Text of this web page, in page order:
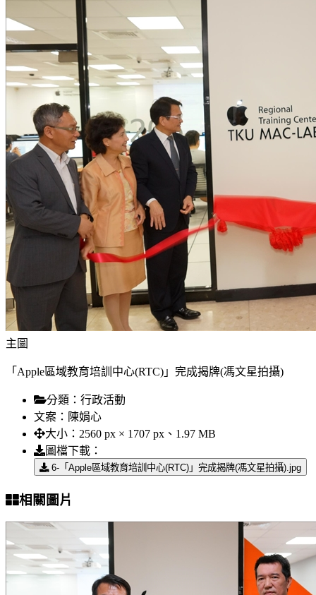
主圖
「Apple區域教育培訓中心(RTC)」完成揭牌(馮文星拍攝)
分類： 行政活動
文案： 陳娟心
大小： 2560 px × 1707 px、1.97 MB
圖檔下載：
6-「Apple區域教育培訓中心(RTC)」完成揭牌(馮文星拍攝).jpg
相關圖片